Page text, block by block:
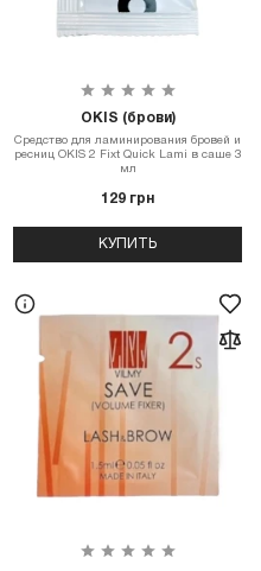
OKIS (брови)
Средство для ламинирования бровей и
ресниц OKIS 2 Fixt Quick Lami в саше 3
мл
129 грн
КУПИТЬ